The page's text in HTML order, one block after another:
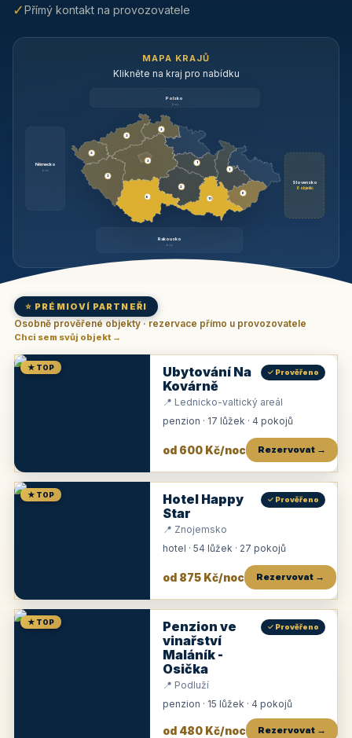
✓Přímý kontakt na provozovatele
MAPA KRAJŮ
Klikněte na kraj pro nabídku
Polsko
brzy
Německo
brzy
Slovensko
6 objektů
Rakousko
brzy
3
9
3
3
3
3
1
2
11
1
6
⭐ PRÉMIOVÍ PARTNEŘI
Osobně prověřené objekty · rezervace přímo u provozovatele
Chci sem svůj objekt →
★ TOP
Ubytování Na
Kovárně
✓ Prověřeno
📍 Lednicko-valtický areál
penzion · 17 lůžek · 4 pokojů
od 600 Kč/noc Rezervovat →
★ TOP
Hotel Happy
Star
✓ Prověřeno
📍 Znojemsko
hotel · 54 lůžek · 27 pokojů
od 875 Kč/noc Rezervovat →
★ TOP
Penzion ve
vinařství
Maláník -
Osička
✓ Prověřeno
📍 Podluží
penzion · 15 lůžek · 4 pokojů
od 480 Kč/noc Rezervovat →